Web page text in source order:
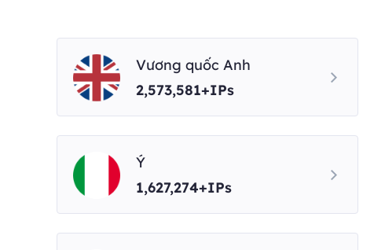
Vương quốc Anh
2,573,581+IPs
Ý
1,627,274+IPs